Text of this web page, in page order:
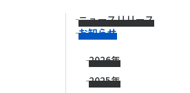
ニュースリリース
お知らせ
2026年
2025年